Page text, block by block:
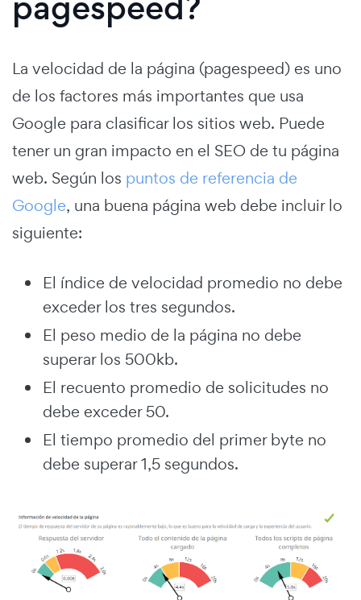
La velocidad de la página (pagespeed) es uno
de los factores más importantes que usa
Google para clasificar los sitios web. Puede
tener un gran impacto en el SEO de tu página
web. Según los puntos de referencia de
Google, una buena página web debe incluir lo
siguiente:
El índice de velocidad promedio no debe
exceder los tres segundos.
El peso medio de la página no debe
superar los 500kb.
El recuento promedio de solicitudes no
debe exceder 50.
El tiempo promedio del primer byte no
debe superar 1,5 segundos.